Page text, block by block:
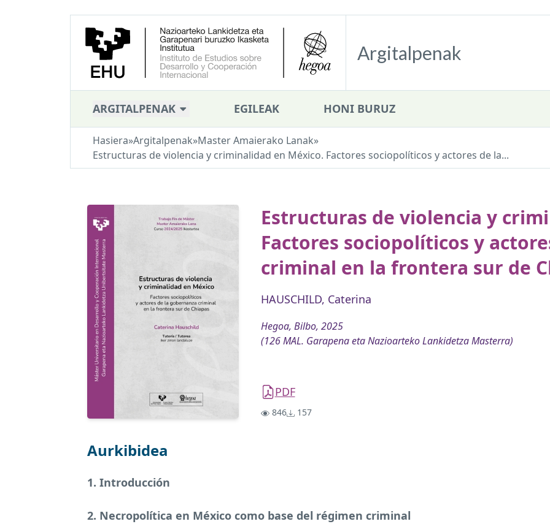
Argitalpenak
ARGITALPENAK EGILEAK HONI BURUZ
Hasiera»Argitalpenak»Master Amaierako Lanak»
Estructuras de violencia y criminalidad en México. Factores sociopolíticos y actores de la...
Estructuras de violencia y
Factores sociopolíticos y
criminal en la frontera sur de
HAUSCHILD, Caterina
Hegoa, Bilbo, 2025
(126 MAL. Garapena eta Nazioarteko Lankidetza Masterra)
PDF
846 157
Aurkibidea
1. Introducción
2. Necropolítica en México como base del régimen criminal